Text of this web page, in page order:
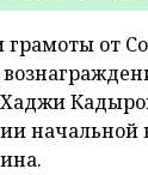
от
начальной